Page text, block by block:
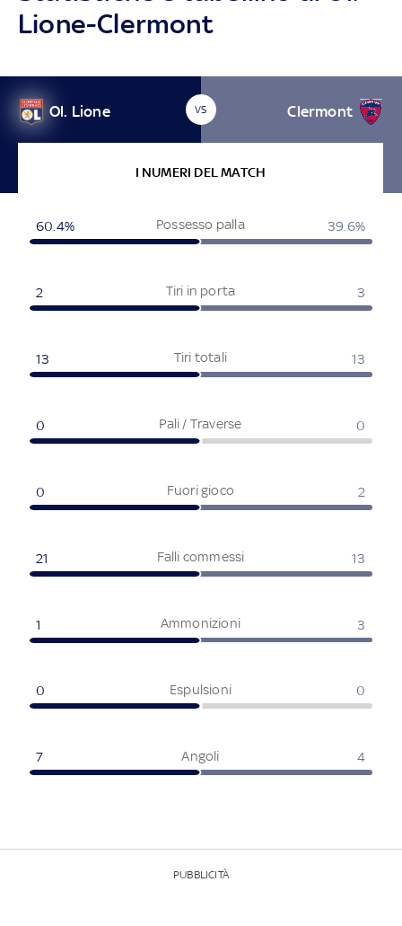
Lione-Clermont
Ol. Lione VS Clermont
I NUMERI DEL MATCH
Possesso palla
60.4% 39.6%
Tiri in porta
2 3
Tiri totali
13 13
Pali / Traverse
0 0
Fuori gioco
0 2
Falli commessi
21 13
Ammonizioni
1 3
Espulsioni
0 0
Angoli
7 4
PUBBLICITÀ